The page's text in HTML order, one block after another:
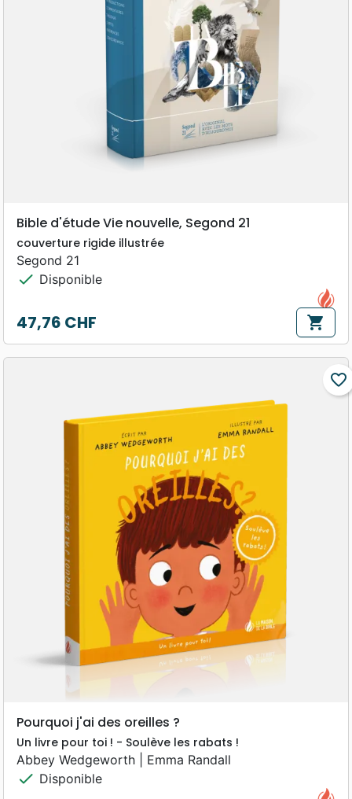
Bible d'étude Vie nouvelle, Segond 21
couverture rigide illustrée
Segond 21
check Disponible
Prix
47,76 CHF shopping_cart
favorite_border
Pourquoi j'ai des oreilles ?
Un livre pour toi ! - Soulève les rabats !
Abbey Wedgeworth | Emma Randall
check Disponible